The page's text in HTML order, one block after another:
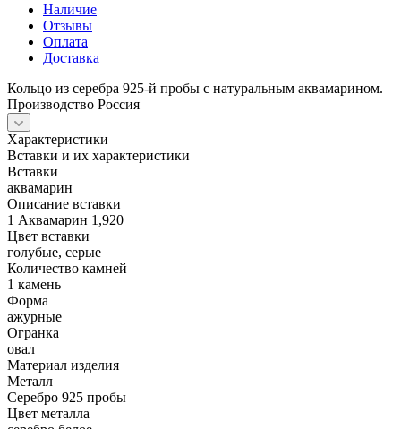
Наличие
Отзывы
Оплата
Доставка
Кольцо из серебра 925-й пробы с натуральным аквамарином.
Производство Россия
Характеристики
Вставки и их характеристики
Вставки
аквамарин
Описание вставки
1 Аквамарин 1,920
Цвет вставки
голубые, серые
Количество камней
1 камень
Форма
ажурные
Огранка
овал
Материал изделия
Металл
Серебро 925 пробы
Цвет металла